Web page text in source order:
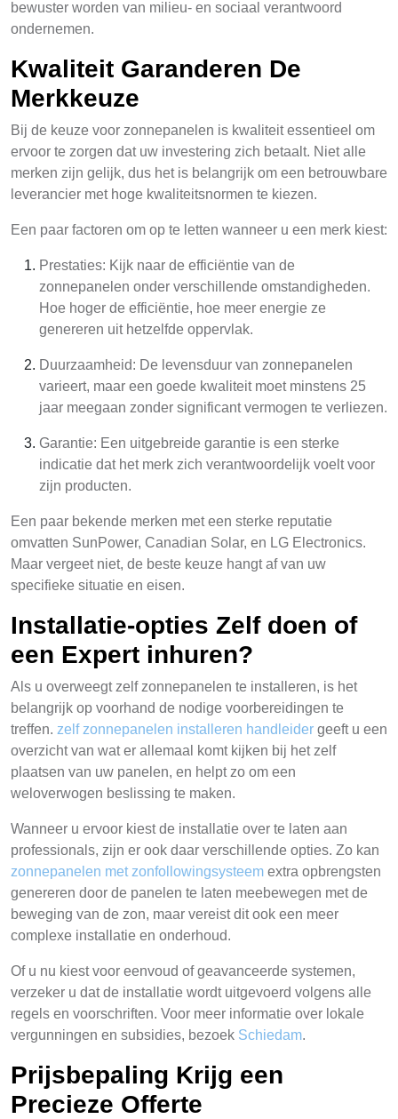
bewuster worden van milieu- en sociaal verantwoord
ondernemen.
Kwaliteit Garanderen De
Merkkeuze
Bij de keuze voor zonnepanelen is kwaliteit essentieel om
ervoor te zorgen dat uw investering zich betaalt. Niet alle
merken zijn gelijk, dus het is belangrijk om een betrouwbare
leverancier met hoge kwaliteitsnormen te kiezen.
Een paar factoren om op te letten wanneer u een merk kiest:
Prestaties: Kijk naar de efficiëntie van de
zonnepanelen onder verschillende omstandigheden.
Hoe hoger de efficiëntie, hoe meer energie ze
genereren uit hetzelfde oppervlak.
Duurzaamheid: De levensduur van zonnepanelen
varieert, maar een goede kwaliteit moet minstens 25
jaar meegaan zonder significant vermogen te verliezen.
Garantie: Een uitgebreide garantie is een sterke
indicatie dat het merk zich verantwoordelijk voelt voor
zijn producten.
Een paar bekende merken met een sterke reputatie
omvatten SunPower, Canadian Solar, en LG Electronics.
Maar vergeet niet, de beste keuze hangt af van uw
specifieke situatie en eisen.
Installatie-opties Zelf doen of
een Expert inhuren?
Als u overweegt zelf zonnepanelen te installeren, is het
belangrijk op voorhand de nodige voorbereidingen te
treffen. zelf zonnepanelen installeren handleider geeft u een
overzicht van wat er allemaal komt kijken bij het zelf
plaatsen van uw panelen, en helpt zo om een
weloverwogen beslissing te maken.
Wanneer u ervoor kiest de installatie over te laten aan
professionals, zijn er ook daar verschillende opties. Zo kan
zonnepanelen met zonfollowingsysteem extra opbrengsten
genereren door de panelen te laten meebewegen met de
beweging van de zon, maar vereist dit ook een meer
complexe installatie en onderhoud.
Of u nu kiest voor eenvoud of geavanceerde systemen,
verzeker u dat de installatie wordt uitgevoerd volgens alle
regels en voorschriften. Voor meer informatie over lokale
vergunningen en subsidies, bezoek Schiedam.
Prijsbepaling Krijg een
Precieze Offerte